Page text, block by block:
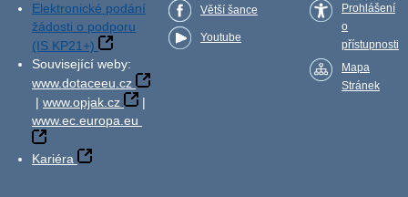
Elektronické podání
žádosti o podporu
(IS KP21+)
Související weby:
www.dotaceeu.cz
| www.opjak.cz
|
www.ec.europa.eu
Kariéra
Větší šance
Youtube
Prohlášení
o
přístupnosti
Mapa
Stránek